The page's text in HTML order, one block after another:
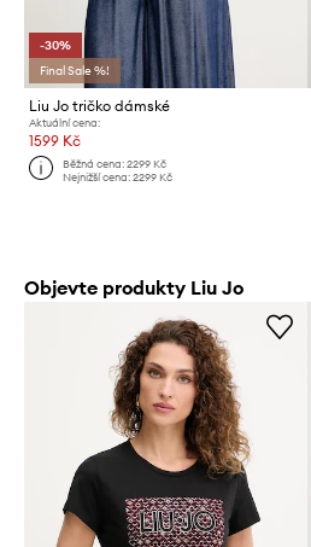
-30%
Final Sale %!
Liu Jo tričko dámské
Aktuální cena:
1599 Kč
Běžná cena:2299 Kč
Nejnižší cena:2299 Kč
Objevte produkty Liu Jo